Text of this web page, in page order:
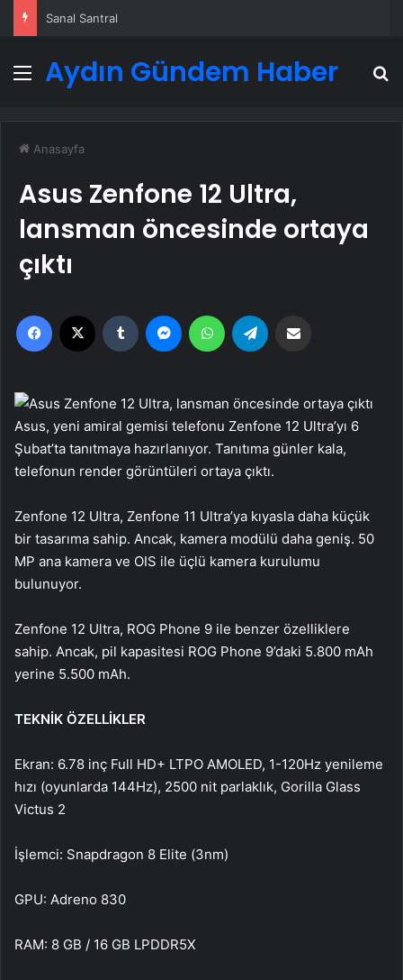
Sanal Santral
Menü
Aydın Gündem Haber
Anasayfa
Asus Zenfone 12 Ultra,
lansman öncesinde ortaya
çıktı
Facebook Tumblr MessengerWhatsApp
Asus, yeni amiral gemisi telefonu Zenfone 12 Ultra’yı 6
Şubat’ta tanıtmaya hazırlanıyor. Tanıtıma günler kala,
telefonun render görüntüleri ortaya çıktı.
Zenfone 12 Ultra, Zenfone 11 Ultra’ya kıyasla daha küçük
bir tasarıma sahip. Ancak, kamera modülü daha geniş. 50
MP ana kamera ve OIS ile üçlü kamera kurulumu
bulunuyor.
Zenfone 12 Ultra, ROG Phone 9 ile benzer özelliklere
sahip. Ancak, pil kapasitesi ROG Phone 9’daki 5.800 mAh
yerine 5.500 mAh.
TEKNİK ÖZELLİKLER
Ekran: 6.78 inç Full HD+ LTPO AMOLED, 1-120Hz yenileme
hızı (oyunlarda 144Hz), 2500 nit parlaklık, Gorilla Glass
Victus 2
İşlemci: Snapdragon 8 Elite (3nm)
GPU: Adreno 830
RAM: 8 GB / 16 GB LPDDR5X